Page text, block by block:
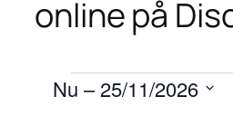
online på
Nu – 25/11/2026